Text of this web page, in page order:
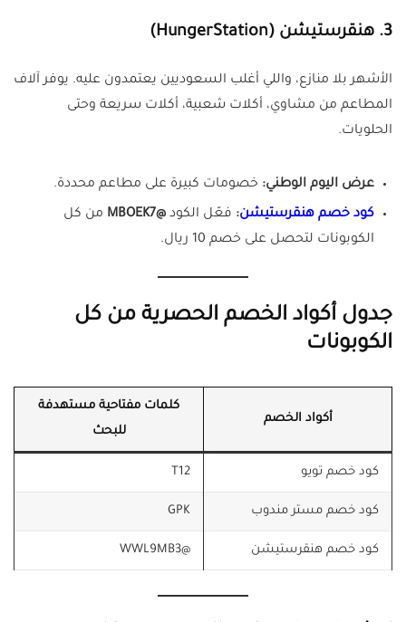
3. هنقرستيشن (HungerStation)
الأشهر بلا منازع، واللي أغلب السعوديين يعتمدون عليه. يوفر آلاف
المطاعم من مشاوي، أكلات شعبية، أكلات سريعة وحتى
الحلويات.
عرض اليوم الوطني: خصومات كبيرة على مطاعم محددة.
كود خصم هنقرستيشن: فعّل الكود @MBOEK7
من كل
الكوبونات لتحصل على خصم 10 ريال.
جدول أكواد الخصم الحصرية من كل
الكوبونات
أكواد الخصم
كلمات مفتاحية مستهدفة
للبحث
كود خصم تويو T12
كود خصم مستر مندوب GPK
كود خصم هنقرستيشن @WWL9MB3